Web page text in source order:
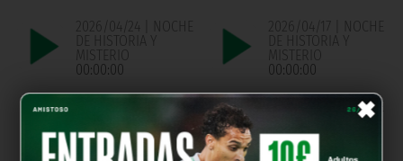
×
2026/04/24 | NOCHE
DE HISTORIA Y
MISTERIO
00:00:00
2026/04/17 | NOCHE
DE HISTORIA Y
MISTERIO
00:00:00
MISTERIO
00:00:00
2025/03/14 | NOCHE
MISTERIO
00:00:00